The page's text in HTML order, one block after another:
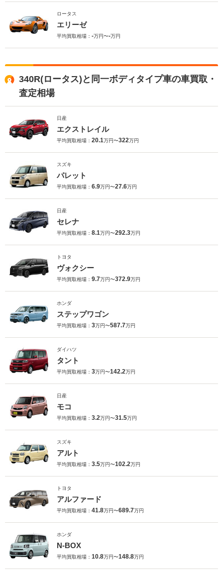
ロータス
エリーゼ
平均買取相場： -万円〜-万円
340R(ロータス)と同一ボディタイプ車の車買取・
査定相場
日産
エクストレイル
平均買取相場： 20.1万円〜322万円
スズキ
パレット
平均買取相場： 6.9万円〜27.6万円
日産
セレナ
平均買取相場： 8.1万円〜292.3万円
トヨタ
ヴォクシー
平均買取相場： 9.7万円〜372.9万円
ホンダ
ステップワゴン
平均買取相場： 3万円〜587.7万円
ダイハツ
タント
平均買取相場： 3万円〜142.2万円
日産
モコ
平均買取相場： 3.2万円〜31.5万円
スズキ
アルト
平均買取相場： 3.5万円〜102.2万円
トヨタ
アルファード
平均買取相場： 41.8万円〜689.7万円
ホンダ
N-BOX
平均買取相場： 10.8万円〜148.8万円